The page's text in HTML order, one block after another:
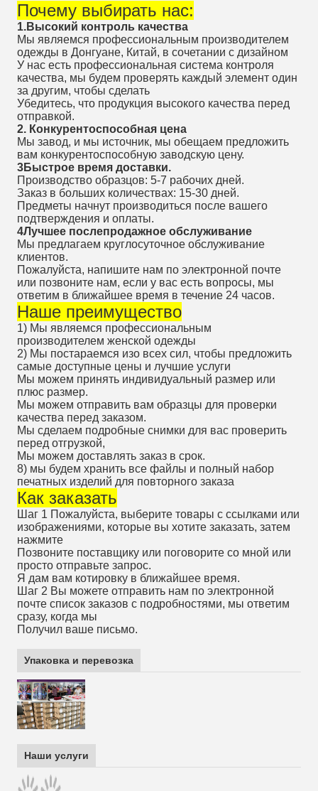
Почему выбирать нас:
1.Высокий контроль качества
Мы являемся профессиональным производителем
одежды в Донгуане, Китай, в сочетании с дизайном
У нас есть профессиональная система контроля
качества, мы будем проверять каждый элемент один
за другим, чтобы сделать
Убедитесь, что продукция высокого качества перед
отправкой.
2. Конкурентоспособная цена
Мы завод, и мы источник, мы обещаем предложить
вам конкурентоспособную заводскую цену.
3Быстрое время доставки.
Производство образцов: 5-7 рабочих дней.
Заказ в больших количествах: 15-30 дней.
Предметы начнут производиться после вашего
подтверждения и оплаты.
4Лучшее послепродажное обслуживание
Мы предлагаем круглосуточное обслуживание
клиентов.
Пожалуйста, напишите нам по электронной почте
или позвоните нам, если у вас есть вопросы, мы
ответим в ближайшее время в течение 24 часов.
Наше преимущество
1) Мы являемся профессиональным
производителем женской одежды
2) Мы постараемся изо всех сил, чтобы предложить
самые доступные цены и лучшие услуги
Мы можем принять индивидуальный размер или
плюс размер.
Мы можем отправить вам образцы для проверки
качества перед заказом.
Мы сделаем подробные снимки для вас проверить
перед отгрузкой,
Мы можем доставлять заказ в срок.
8) мы будем хранить все файлы и полный набор
печатных изделий для повторного заказа
Как заказать
Шаг 1 Пожалуйста, выберите товары с ссылками или
изображениями, которые вы хотите заказать, затем
нажмите
Позвоните поставщику или поговорите со мной или
просто отправьте запрос.
Я дам вам котировку в ближайшее время.
Шаг 2 Вы можете отправить нам по электронной
почте список заказов с подробностями, мы ответим
сразу, когда мы
Получил ваше письмо.
Упаковка и перевозка
Наши услуги